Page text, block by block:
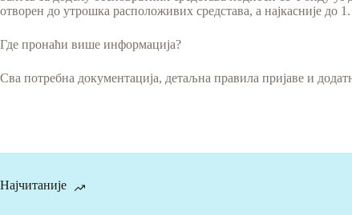
отворен до утрошка расположивих средстава, а најкасније до
Где пронаћи више информација?
Сва потребна документација, детаљна правила пријаве и
Најчитаније